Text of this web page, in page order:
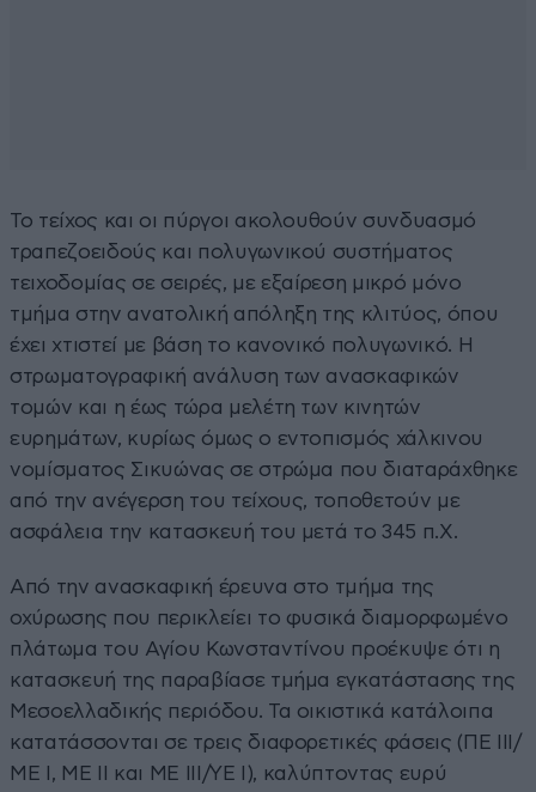
Το τείχος και οι πύργοι ακολουθούν συνδυασμό
τραπεζοειδούς και πολυγωνικού συστήματος
τειχοδομίας σε σειρές, με εξαίρεση μικρό μόνο
τμήμα στην ανατολική απόληξη της κλιτύος, όπου
έχει χτιστεί με βάση το κανονικό πολυγωνικό. Η
στρωματογραφική ανάλυση των ανασκαφικών
τομών και η έως τώρα μελέτη των κινητών
ευρημάτων, κυρίως όμως ο εντοπισμός χάλκινου
νομίσματος Σικυώνας σε στρώμα που διαταράχθηκε
από την ανέγερση του τείχους, τοποθετούν με
ασφάλεια την κατασκευή του μετά το 345 π.Χ.
Από την ανασκαφική έρευνα στο τμήμα της
οχύρωσης που περικλείει το φυσικά διαμορφωμένο
πλάτωμα του Αγίου Κωνσταντίνου προέκυψε ότι η
κατασκευή της παραβίασε τμήμα εγκατάστασης της
Μεσοελλαδικής περιόδου. Τα οικιστικά κατάλοιπα
κατατάσσονται σε τρεις διαφορετικές φάσεις (ΠΕ ΙΙΙ/
ΜΕ Ι, ΜΕ ΙΙ και ΜΕ ΙΙI/ΥΕ Ι), καλύπτοντας ευρύ